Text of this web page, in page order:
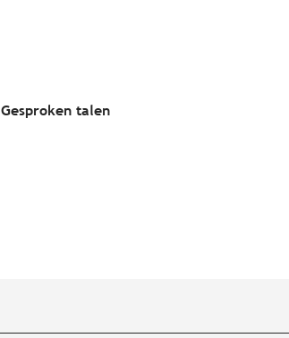
Gesproken talen
Gesproken talen